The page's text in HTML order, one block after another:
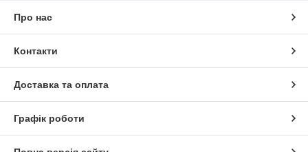
Про нас
Контакти
Доставка та оплата
Графік роботи